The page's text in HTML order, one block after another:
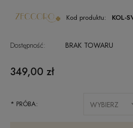
Kod produktu: KOL-
Dostępność: BRAK TOWARU
349,00 zł
* PRÓBA: